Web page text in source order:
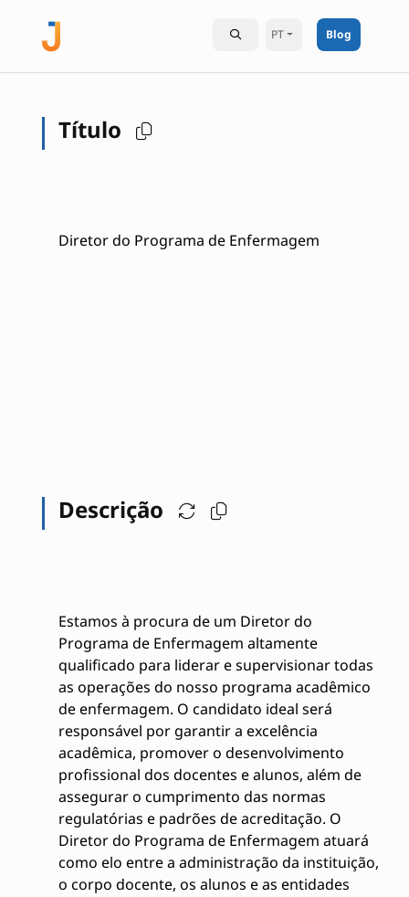
PT Blog
Título
Diretor do Programa de Enfermagem
Descrição
Estamos à procura de um Diretor do
Programa de Enfermagem altamente
qualificado para liderar e supervisionar todas
as operações do nosso programa acadêmico
de enfermagem. O candidato ideal será
responsável por garantir a excelência
acadêmica, promover o desenvolvimento
profissional dos docentes e alunos, além de
assegurar o cumprimento das normas
regulatórias e padrões de acreditação. O
Diretor do Programa de Enfermagem atuará
como elo entre a administração da instituição,
o corpo docente, os alunos e as entidades